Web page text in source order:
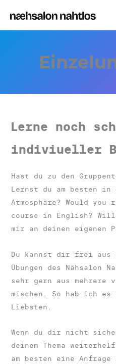
Inhalt
springen
Lerne noch
indiviueller
Hast du zu den
Lernst du am besten in
Atmosphäre? Would
course in English?
mir an deinen eigenen
Du kannst dir frei aus
Übungen des Nähsalon
sehr gern aus mehrere
mischen. So hab ich es
Liebsten.
Wenn du dir nicht
deinem Thema
am besten eine